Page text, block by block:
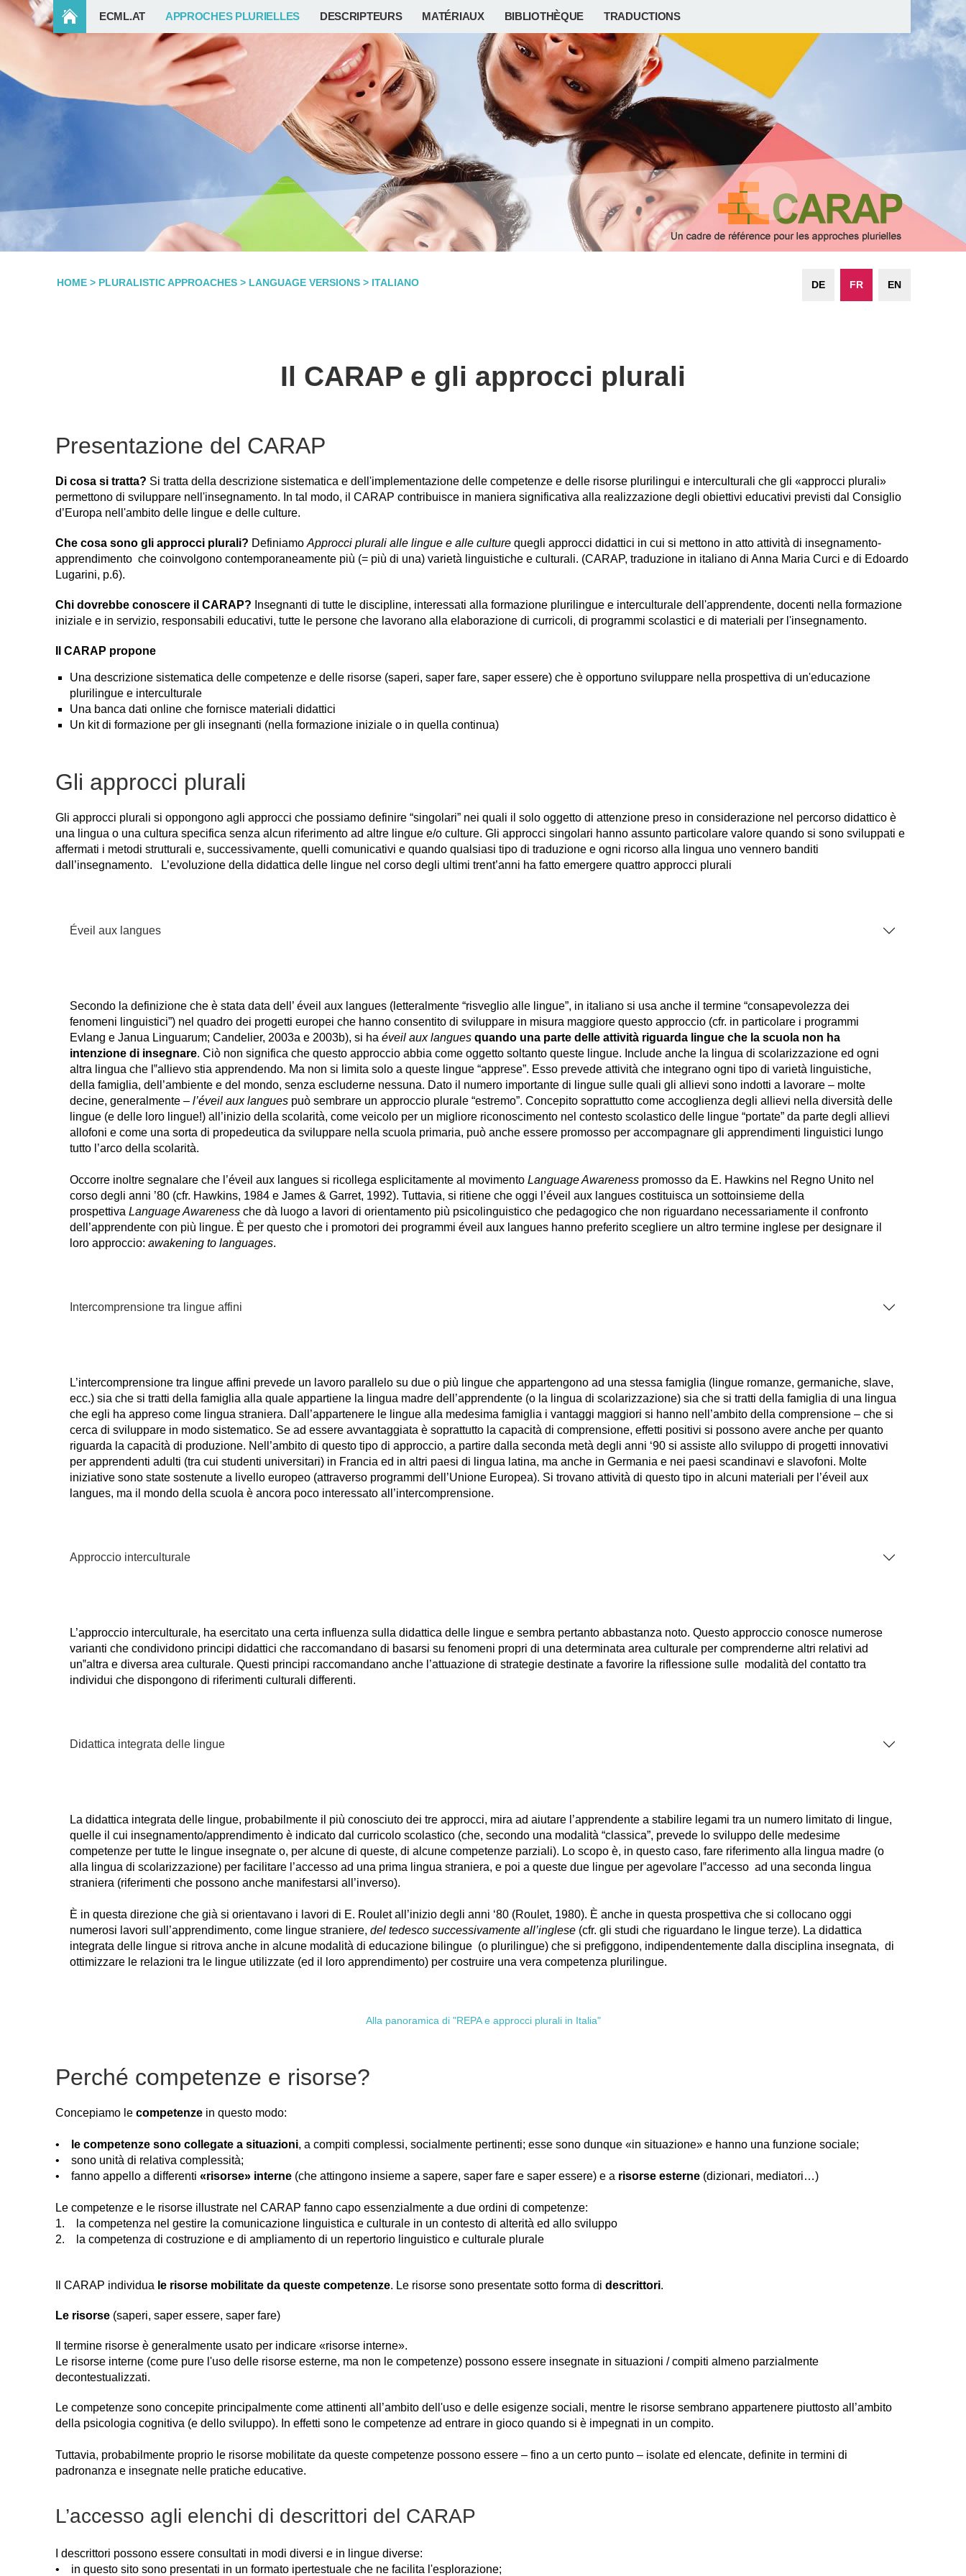
ECML.AT APPROCHES PLURIELLES DESCRIPTEURS MATÉRIAUX BIBLIOTHÈQUE TRADUCTIONS
EN
FR
DE
HOME > PLURALISTIC APPROACHES > LANGUAGE VERSIONS > ITALIANO
Il CARAP e gli approcci plurali
Presentazione del CARAP
Di cosa si tratta? Si tratta della descrizione sistematica e dell'implementazione delle competenze e delle risorse plurilingui e interculturali che gli «approcci plurali»
permettono di sviluppare nell'insegnamento. In tal modo, il CARAP contribuisce in maniera significativa alla realizzazione degli obiettivi educativi previsti dal Consiglio
d’Europa nell'ambito delle lingue e delle culture.
Che cosa sono gli approcci plurali? Definiamo Approcci plurali alle lingue e alle culture quegli approcci didattici in cui si mettono in atto attività di insegnamento-
apprendimento che coinvolgono contemporaneamente più (= più di una) varietà linguistiche e culturali. (CARAP, traduzione in italiano di Anna Maria Curci e di Edoardo
Lugarini, p.6).
Chi dovrebbe conoscere il CARAP? Insegnanti di tutte le discipline, interessati alla formazione plurilingue e interculturale dell'apprendente, docenti nella formazione
iniziale e in servizio, responsabili educativi, tutte le persone che lavorano alla elaborazione di curricoli, di programmi scolastici e di materiali per l'insegnamento.
Il CARAP propone
Una descrizione sistematica delle competenze e delle risorse (saperi, saper fare, saper essere) che è opportuno sviluppare nella prospettiva di un'educazione
plurilingue e interculturale
Una banca dati online che fornisce materiali didattici
Un kit di formazione per gli insegnanti (nella formazione iniziale o in quella continua)
Gli approcci plurali
Gli approcci plurali si oppongono agli approcci che possiamo definire “singolari” nei quali il solo oggetto di attenzione preso in considerazione nel percorso didattico è
una lingua o una cultura specifica senza alcun riferimento ad altre lingue e/o culture. Gli approcci singolari hanno assunto particolare valore quando si sono sviluppati e
affermati i metodi strutturali e, successivamente, quelli comunicativi e quando qualsiasi tipo di traduzione e ogni ricorso alla lingua uno vennero banditi
dall’insegnamento. L’evoluzione della didattica delle lingue nel corso degli ultimi trent’anni ha fatto emergere quattro approcci plurali
Éveil aux langues
Secondo la definizione che è stata data dell’ éveil aux langues (letteralmente “risveglio alle lingue”, in italiano si usa anche il termine “consapevolezza dei
fenomeni linguistici”) nel quadro dei progetti europei che hanno consentito di sviluppare in misura maggiore questo approccio (cfr. in particolare i programmi
Evlang e Janua Linguarum; Candelier, 2003a e 2003b), si ha éveil aux langues quando una parte delle attività riguarda lingue che la scuola non ha
intenzione di insegnare. Ciò non significa che questo approccio abbia come oggetto soltanto queste lingue. Include anche la lingua di scolarizzazione ed ogni
altra lingua che l‟allievo stia apprendendo. Ma non si limita solo a queste lingue “apprese”. Esso prevede attività che integrano ogni tipo di varietà linguistiche,
della famiglia, dell’ambiente e del mondo, senza escluderne nessuna. Dato il numero importante di lingue sulle quali gli allievi sono indotti a lavorare – molte
decine, generalmente – l’éveil aux langues può sembrare un approccio plurale “estremo”. Concepito soprattutto come accoglienza degli allievi nella diversità delle
lingue (e delle loro lingue!) all’inizio della scolarità, come veicolo per un migliore riconoscimento nel contesto scolastico delle lingue “portate” da parte degli allievi
allofoni e come una sorta di propedeutica da sviluppare nella scuola primaria, può anche essere promosso per accompagnare gli apprendimenti linguistici lungo
tutto l’arco della scolarità.
Occorre inoltre segnalare che l’éveil aux langues si ricollega esplicitamente al movimento Language Awareness promosso da E. Hawkins nel Regno Unito nel
corso degli anni ’80 (cfr. Hawkins, 1984 e James & Garret, 1992). Tuttavia, si ritiene che oggi l’éveil aux langues costituisca un sottoinsieme della
prospettiva Language Awareness che dà luogo a lavori di orientamento più psicolinguistico che pedagogico che non riguardano necessariamente il confronto
dell’apprendente con più lingue. È per questo che i promotori dei programmi éveil aux langues hanno preferito scegliere un altro termine inglese per designare il
loro approccio: awakening to languages.
Intercomprensione tra lingue affini
L’intercomprensione tra lingue affini prevede un lavoro parallelo su due o più lingue che appartengono ad una stessa famiglia (lingue romanze, germaniche, slave,
ecc.) sia che si tratti della famiglia alla quale appartiene la lingua madre dell’apprendente (o la lingua di scolarizzazione) sia che si tratti della famiglia di una lingua
che egli ha appreso come lingua straniera. Dall’appartenere le lingue alla medesima famiglia i vantaggi maggiori si hanno nell’ambito della comprensione – che si
cerca di sviluppare in modo sistematico. Se ad essere avvantaggiata è soprattutto la capacità di comprensione, effetti positivi si possono avere anche per quanto
riguarda la capacità di produzione. Nell’ambito di questo tipo di approccio, a partire dalla seconda metà degli anni ‘90 si assiste allo sviluppo di progetti innovativi
per apprendenti adulti (tra cui studenti universitari) in Francia ed in altri paesi di lingua latina, ma anche in Germania e nei paesi scandinavi e slavofoni. Molte
iniziative sono state sostenute a livello europeo (attraverso programmi dell’Unione Europea). Si trovano attività di questo tipo in alcuni materiali per l’éveil aux
langues, ma il mondo della scuola è ancora poco interessato all’intercomprensione.
Approccio interculturale
L’approccio interculturale, ha esercitato una certa influenza sulla didattica delle lingue e sembra pertanto abbastanza noto. Questo approccio conosce numerose
varianti che condividono principi didattici che raccomandano di basarsi su fenomeni propri di una determinata area culturale per comprenderne altri relativi ad
un‟altra e diversa area culturale. Questi principi raccomandano anche l’attuazione di strategie destinate a favorire la riflessione sulle modalità del contatto tra
individui che dispongono di riferimenti culturali differenti.
Didattica integrata delle lingue
La didattica integrata delle lingue, probabilmente il più conosciuto dei tre approcci, mira ad aiutare l’apprendente a stabilire legami tra un numero limitato di lingue,
quelle il cui insegnamento/apprendimento è indicato dal curricolo scolastico (che, secondo una modalità “classica”, prevede lo sviluppo delle medesime
competenze per tutte le lingue insegnate o, per alcune di queste, di alcune competenze parziali). Lo scopo è, in questo caso, fare riferimento alla lingua madre (o
alla lingua di scolarizzazione) per facilitare l’accesso ad una prima lingua straniera, e poi a queste due lingue per agevolare l‟accesso ad una seconda lingua
straniera (riferimenti che possono anche manifestarsi all’inverso).
È in questa direzione che già si orientavano i lavori di E. Roulet all’inizio degli anni ‘80 (Roulet, 1980). È anche in questa prospettiva che si collocano oggi
numerosi lavori sull’apprendimento, come lingue straniere, del tedesco successivamente all’inglese (cfr. gli studi che riguardano le lingue terze). La didattica
integrata delle lingue si ritrova anche in alcune modalità di educazione bilingue (o plurilingue) che si prefiggono, indipendentemente dalla disciplina insegnata, di
ottimizzare le relazioni tra le lingue utilizzate (ed il loro apprendimento) per costruire una vera competenza plurilingue.
Alla panoramica di "REPA e approcci plurali in Italia"
Perché competenze e risorse?
Concepiamo le competenze in questo modo:
• le competenze sono collegate a situazioni, a compiti complessi, socialmente pertinenti; esse sono dunque «in situazione» e hanno una funzione sociale;
• sono unità di relativa complessità;
• fanno appello a differenti «risorse» interne (che attingono insieme a sapere, saper fare e saper essere) e a risorse esterne (dizionari, mediatori…)
Le competenze e le risorse illustrate nel CARAP fanno capo essenzialmente a due ordini di competenze:
1. la competenza nel gestire la comunicazione linguistica e culturale in un contesto di alterità ed allo sviluppo
2. la competenza di costruzione e di ampliamento di un repertorio linguistico e culturale plurale
Il CARAP individua le risorse mobilitate da queste competenze. Le risorse sono presentate sotto forma di descrittori.
Le risorse (saperi, saper essere, saper fare)
Il termine risorse è generalmente usato per indicare «risorse interne».
Le risorse interne (come pure l'uso delle risorse esterne, ma non le competenze) possono essere insegnate in situazioni / compiti almeno parzialmente
decontestualizzati.
Le competenze sono concepite principalmente come attinenti all’ambito dell'uso e delle esigenze sociali, mentre le risorse sembrano appartenere piuttosto all’ambito
della psicologia cognitiva (e dello sviluppo). In effetti sono le competenze ad entrare in gioco quando si è impegnati in un compito.
Tuttavia, probabilmente proprio le risorse mobilitate da queste competenze possono essere – fino a un certo punto – isolate ed elencate, definite in termini di
padronanza e insegnate nelle pratiche educative.
L’accesso agli elenchi di descrittori del CARAP
I descrittori possono essere consultati in modi diversi e in lingue diverse:
• in questo sito sono presentati in un formato ipertestuale che ne facilita l'esplorazione;